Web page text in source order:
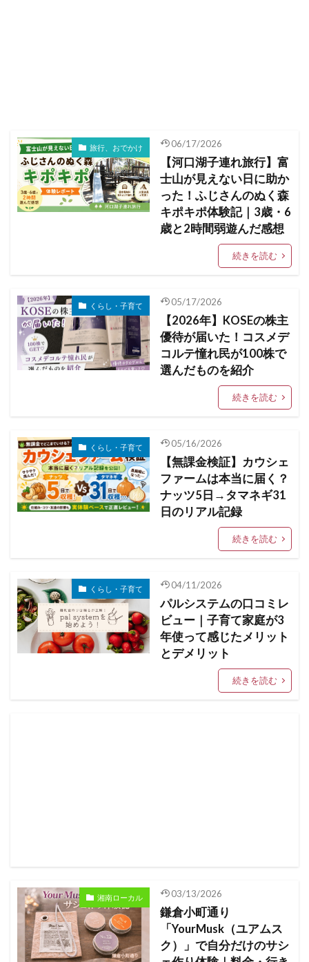
旅行、おでかけ 06/17/2026
【河口湖子連れ旅行】富
士山が見えない日に助か
った！ふじさんのぬく森
キポキポ体験記｜3歳・6
歳と2時間弱遊んだ感想
続きを読む
くらし・子育て 05/17/2026
【2026年】KOSEの株主
優待が届いた！コスメデ
コルテ憧れ民が100株で
選んだものを紹介
続きを読む
くらし・子育て 05/16/2026
【無課金検証】カウシェ
ファームは本当に届く？
ナッツ5日→タマネギ31
日のリアル記録
続きを読む
くらし・子育て 04/11/2026
パルシステムの口コミレ
ビュー｜子育て家庭が3
年使って感じたメリット
とデメリット
続きを読む
湘南ローカル 03/13/2026
鎌倉小町通り
「YourMusk（ユアムス
ク）」で自分だけのサシ